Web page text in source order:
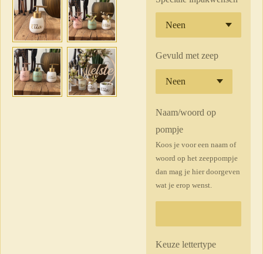
Gevuld met zeep
Naam/woord op
pompje
Koos je voor een naam of
woord op het zeeppompje
dan mag je hier doorgeven
wat je erop wenst.
Keuze lettertype